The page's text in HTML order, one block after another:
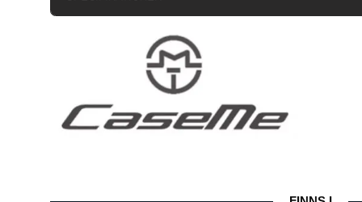
Egenskaper
Färg